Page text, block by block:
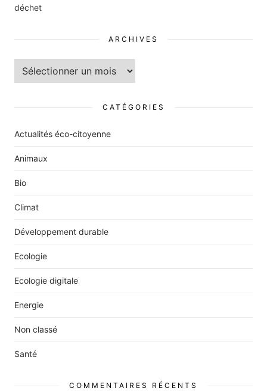
déchet
ARCHIVES
Archives
CATÉGORIES
Actualités éco-citoyenne
Animaux
Bio
Climat
Développement durable
Ecologie
Ecologie digitale
Energie
Non classé
Santé
COMMENTAIRES RÉCENTS